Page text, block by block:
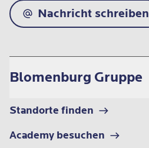
Nachricht schreiben
Blomenburg Gruppe
Standorte finden
Academy besuchen